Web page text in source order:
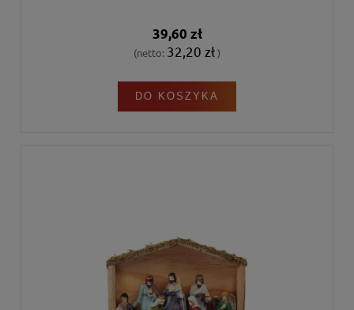
39,60 zł
(netto: 32,20 zł)
DO KOSZYKA